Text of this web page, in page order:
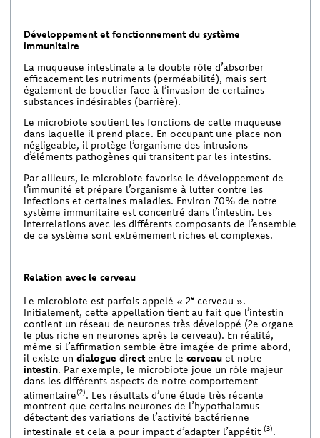
Développement et fonctionnement du système
immunitaire
La muqueuse intestinale a le double rôle d’absorber
efficacement les nutriments (perméabilité), mais sert
également de bouclier face à l’invasion de certaines
substances indésirables (barrière).
Le microbiote soutient les fonctions de cette muqueuse
dans laquelle il prend place. En occupant une place non
négligeable, il protège l’organisme des intrusions
d’éléments pathogènes qui transitent par les intestins.
Par ailleurs, le microbiote favorise le développement de
l’immunité et prépare l’organisme à lutter contre les
infections et certaines maladies. Environ 70% de notre
système immunitaire est concentré dans l’intestin. Les
interrelations avec les différents composants de l’ensemble
de ce système sont extrêmement riches et complexes.
Relation avec le cerveau
Le microbiote est parfois appelé « 2ecerveau ».
Initialement, cette appellation tient au fait que l’intestin
contient un réseau de neurones très développé (2e organe
le plus riche en neurones après le cerveau). En réalité,
même si l’affirmation semble être imagée de prime abord,
il existe un dialogue directentre le cerveau et notre
intestin. Par exemple, le microbiote joue un rôle majeur
dans les différents aspects de notre comportement
alimentaire(2)
. Les résultats d’une étude très récente
montrent que certains neurones de l’hypothalamus
détectent des variations de l’activité bactérienne
intestinale et cela a pour impact d’adapter l’appétit (3).